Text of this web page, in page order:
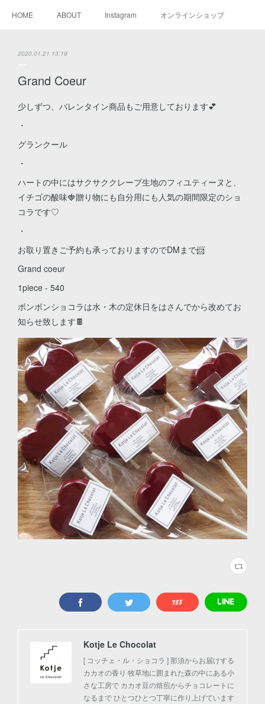
HOME ABOUT Instagram オンラインショップ
2020.01.21 13:19
Grand Coeur
少しずつ、バレンタイン商品もご用意しております💕
・
グランクール
・
ハートの中にはサクサククレープ生地のフィユティーヌと、
イチゴの酸味🍓贈り物にも自分用にも人気の期間限定のショ
コラです♡
・
お取り置きご予約も承っておりますのでDMまで📨
Grand coeur
1piece - 540
ボンボンショコラは水・木の定休日をはさんでから改めてお
知らせ致します🍫
Kotje Le Chocolat
[ コッチェ・ル・ショコラ ] 那須からお届けする
カカオの香り 牧草地に囲まれた森の中にある小
さな工房で カカオ豆の焙煎からチョコレートに
なるまで ひとつひとつ丁寧に作り上げています